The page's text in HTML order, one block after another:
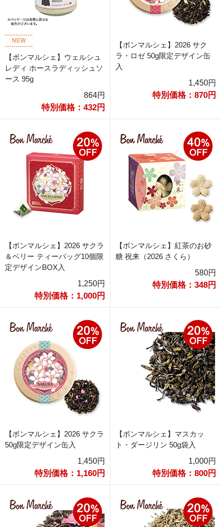
NEW
【ボンマルシェ】ウェルシュ
レディ ホースラディッシュソ
ース 95g
864円
特別価格：432円
【ボンマルシェ】2026 サク
ラ・ロゼ 50g限定デザイン缶
入
1,450円
特別価格：870円
【ボンマルシェ】2026 サクラ
＆ベリー ティーバッグ10個限
定デザインBOX入
1,250円
特別価格：1,000円
【ボンマルシェ】紅茶のお砂
糖 祝来（2026 さくら）
580円
特別価格：348円
【ボンマルシェ】2026 サクラ
50g限定デザイン缶入
1,450円
特別価格：1,160円
【ボンマルシェ】マスカッ
ト・ダージリン 50g袋入
1,000円
特別価格：800円